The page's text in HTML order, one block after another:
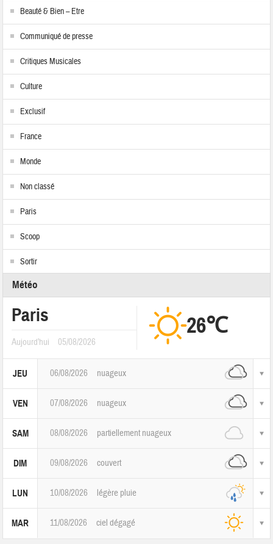
Beauté & Bien – Etre
Communiqué de presse
Critiques Musicales
Culture
Exclusif
France
Monde
Non classé
Paris
Scoop
Sortir
Météo
Paris
Aujourd'hui 05/08/2026
26℃
JEU 06/08/2026 nuageux
VEN 07/08/2026 nuageux
SAM 08/08/2026 partiellement nuageux
DIM 09/08/2026 couvert
LUN 10/08/2026 légère pluie
MAR 11/08/2026 ciel dégagé